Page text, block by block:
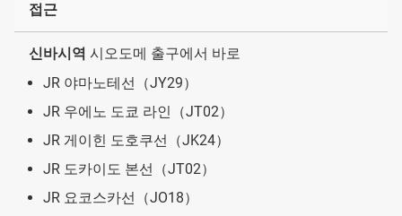
접근
신바시역 시오도메 출구에서 바로
JR 야마노테선（JY29）
JR 우에노 도쿄 라인（JT02）
JR 게이힌 도호쿠선（JK24）
JR 도카이도 본선（JT02）
JR 요코스카선（JO18）